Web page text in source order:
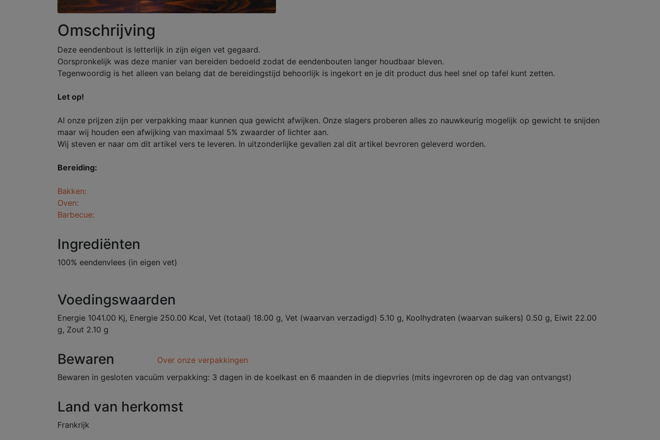
Omschrijving
Deze eendenbout is letterlijk in zijn eigen vet gegaard.
Oorspronkelijk was deze manier van bereiden bedoeld zodat de eendenbouten langer houdbaar bleven.
Tegenwoordig is het alleen van belang dat de bereidingstijd behoorlijk is ingekort en je dit product dus heel snel op tafel kunt zetten.
Let op!
Al onze prijzen zijn per verpakking maar kunnen qua gewicht afwijken. Onze slagers proberen alles zo nauwkeurig mogelijk op gewicht te snijden
maar wij houden een afwijking van maximaal 5% zwaarder of lichter aan.
Wij steven er naar om dit artikel vers te leveren. In uitzonderlijke gevallen zal dit artikel bevroren geleverd worden.
Bereiding:
Bakken:
Oven:
Barbecue:
Ingrediënten
100% eendenvlees (in eigen vet)
Voedingswaarden
Energie 1041.00 Kj, Energie 250.00 Kcal, Vet (totaal) 18.00 g, Vet (waarvan verzadigd) 5.10 g, Koolhydraten (waarvan suikers) 0.50 g, Eiwit 22.00
g, Zout 2.10 g
Bewaren
Over onze verpakkingen
Bewaren in gesloten vacuüm verpakking: 3 dagen in de koelkast en 6 maanden in de diepvries (mits ingevroren op de dag van ontvangst)
Land van herkomst
Frankrijk